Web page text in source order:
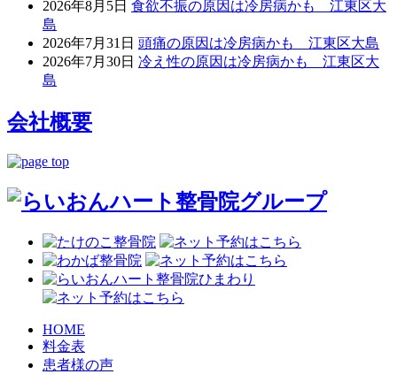
2026年8月5日 食欲不振の原因は冷房病かも 江東区大
島
2026年7月31日 頭痛の原因は冷房病かも 江東区大島
2026年7月30日 冷え性の原因は冷房病かも 江東区大
島
会社概要
HOME
料金表
患者様の声